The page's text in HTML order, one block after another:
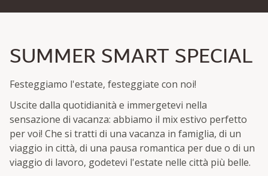
SUMMER SMART SPECIAL
Festeggiamo l'estate, festeggiate con noi!
Uscite dalla quotidianità e immergetevi nella
sensazione di vacanza: abbiamo il mix estivo perfetto
per voi! Che si tratti di una vacanza in famiglia, di un
viaggio in città, di una pausa romantica per due o di un
viaggio di lavoro, godetevi l'estate nelle città più belle.